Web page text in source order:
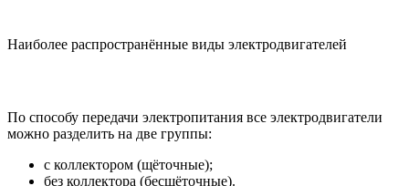
Наиболее распространённые виды электродвигателей
По способу передачи электропитания все электродвигатели
можно разделить на две группы:
с коллектором (щёточные);
без коллектора (бесщёточные).